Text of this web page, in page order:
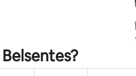
รีวิว